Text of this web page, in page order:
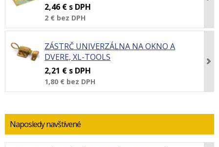
2,46 € s DPH
2 € bez DPH
ZÁSTRČ UNIVERZÁLNA NA OKNO A
DVERE, XL-TOOLS
2,21 € s DPH
1,80 € bez DPH
Naposledy navštívené